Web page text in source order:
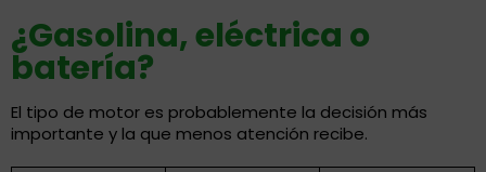
¿Gasolina, eléctrica o
batería?
El tipo de motor es probablemente la decisión más
importante y la que menos atención recibe.